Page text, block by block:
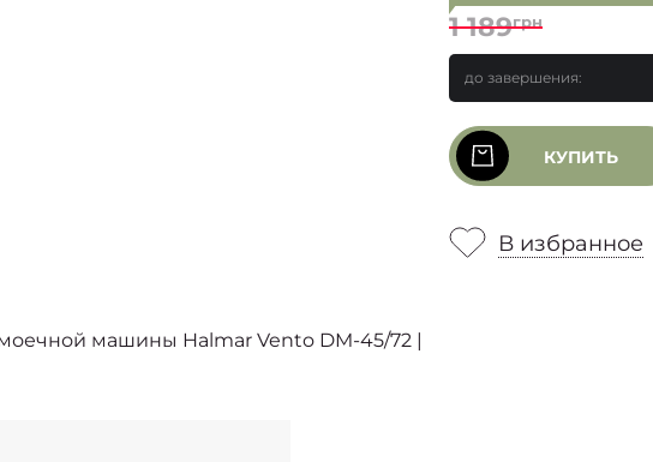
1 189грн
до завершения:
КУПИТЬ
В избранное
машины Halmar Vento DM-45/72 |